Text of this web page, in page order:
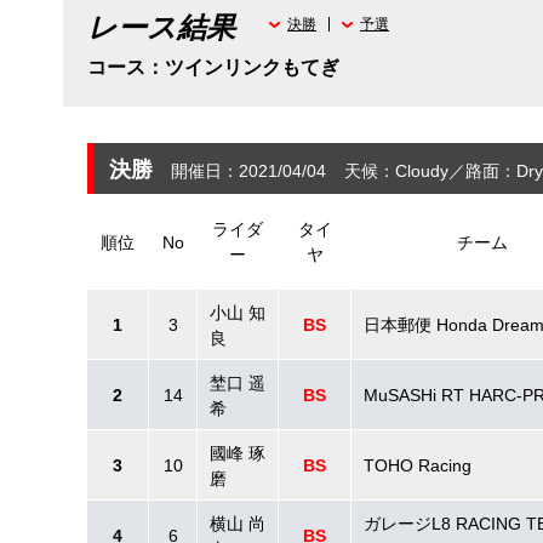
レース結果
コース：ツインリンクもてぎ
決勝 予選
決勝 開催日：2021/04/04 天候：Cloudy 路面：Dry
順位 No
ライダ
ー
タイ
ヤ
チーム
1 3
小山 知
良
BS 日本郵便 Honda
2 14
埜口 遥
希
BS MuSASHi RT HARC-
3 10
國峰 琢
磨
BS TOHO Racing
4 6
横山 尚
BS
ガレージL8 RACING